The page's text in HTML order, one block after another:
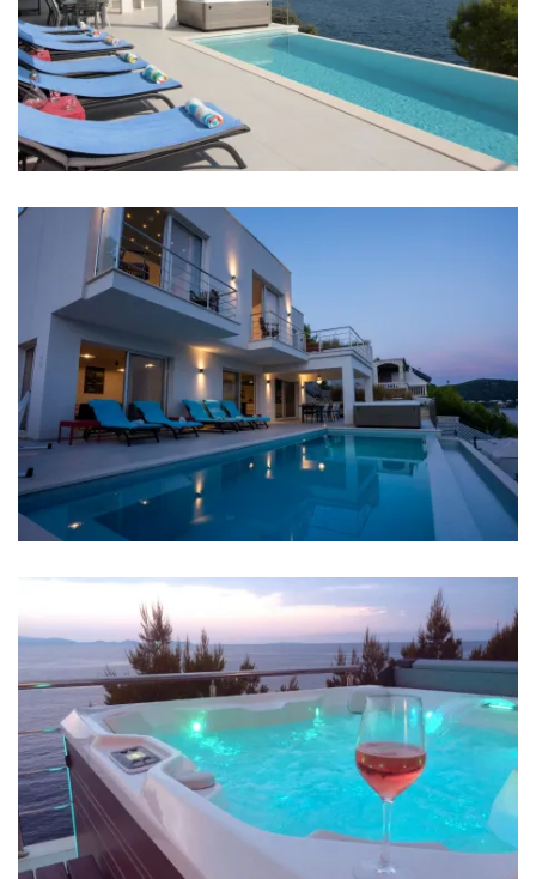
regije.
More: 15 m
Plaža: 15 m
Restoran: 3 km
Kafić: 3 km
Centar grada: 3 km
Trgovina: 3 km
Supermarket: 15 km
Sobe
Soba 1: Bračni krevet: 1
Soba 2: Bračni krevet: 1
Soba 3: Bračni krevet: 1
Soba 4: Bračni krevet: 1
Soba 5: Krevet za jednu osobu: 4